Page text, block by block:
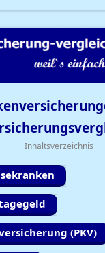
Inhaltsverzeichnis
(PKV)